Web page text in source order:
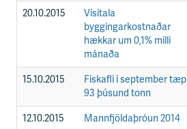
20.10.2015
Vísitala
byggingarkostnaðar
hækkar um 0,1% milli
mánaða
15.10.2015
Fiskafli í september tæp
93 þúsund tonn
12.10.2015 Mannfjöldaþróun 2014